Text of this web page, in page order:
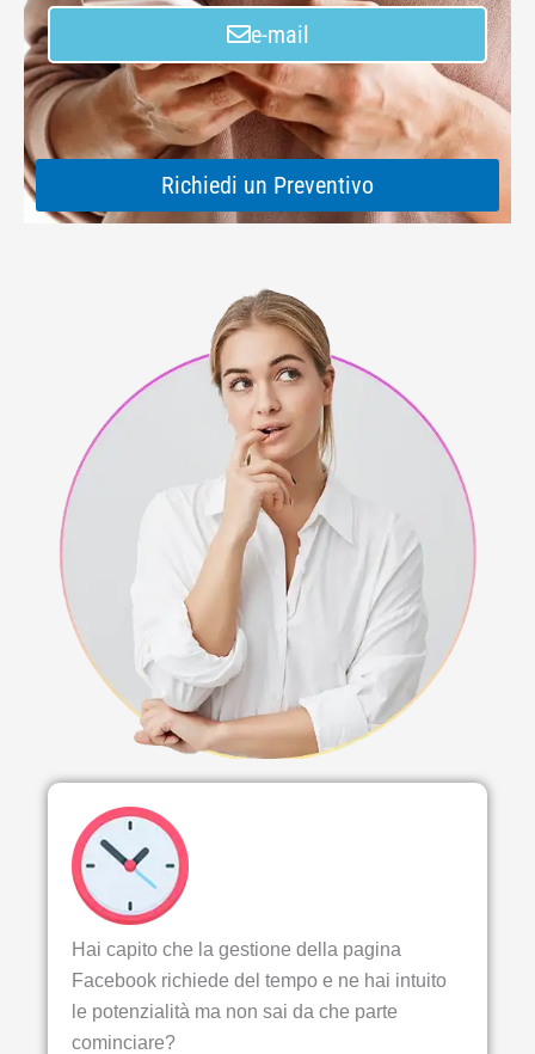
e-mail
Richiedi un Preventivo
Hai capito che la gestione della pagina
Facebook richiede del tempo e ne hai intuito
le potenzialità ma non sai da che parte
cominciare?